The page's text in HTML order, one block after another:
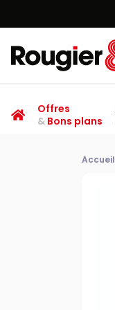
Offres
&Bons plans
Accueil